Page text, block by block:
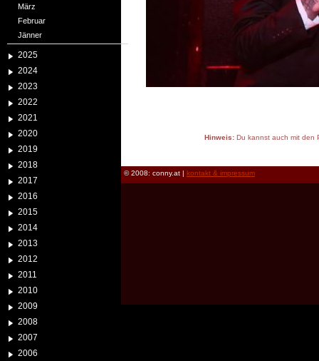
März
Februar
Jänner
2025
2024
2023
2022
2021
2020
2019
2018
2017
2016
2015
2014
2013
2012
2011
2010
2009
2008
2007
2006
Hinweis:Du kannst auch mit den
© 2008: conny.at | kontakt & impressum